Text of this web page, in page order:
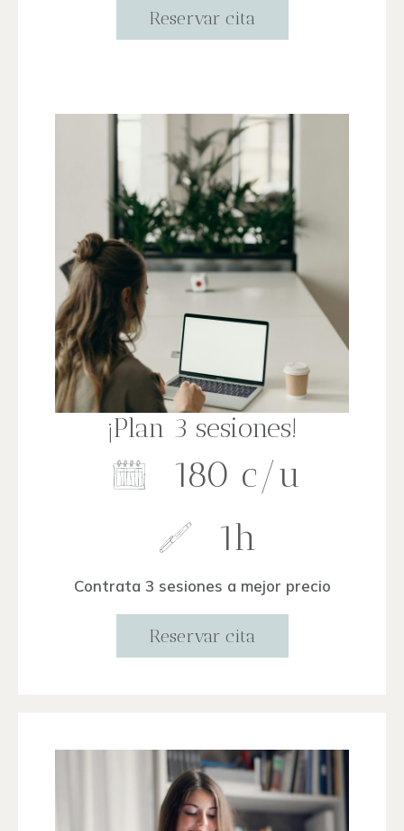
Reservar cita
¡Plan 3 sesiones!
180 c/u
1h
Contrata 3 sesiones a mejor precio
Reservar cita